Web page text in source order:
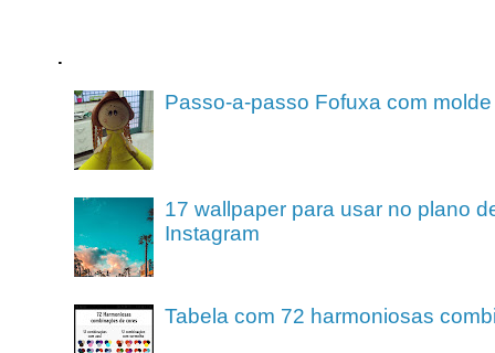
.
Passo-a-passo Fofuxa com molde
17 wallpaper para usar no plano
Instagram
Tabela com 72 harmoniosas